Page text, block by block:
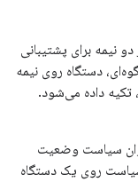
نیمه برای پشتیبانی
دستگاه روی نیمه
داده می‌شود.
سیاست وضعیت
سیاست روی یک دستگاه